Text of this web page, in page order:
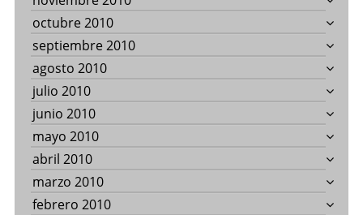
octubre 2010
septiembre 2010
agosto 2010
julio 2010
junio 2010
mayo 2010
abril 2010
marzo 2010
febrero 2010